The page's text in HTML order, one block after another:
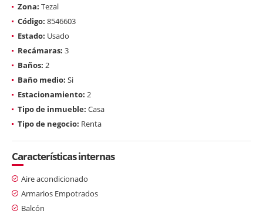
Zona: Tezal
Código: 8546603
Estado: Usado
Recámaras: 3
Baños: 2
Baño medio: Si
Estacionamiento: 2
Tipo de inmueble: Casa
Tipo de negocio: Renta
Características internas
Aire acondicionado
Armarios Empotrados
Balcón